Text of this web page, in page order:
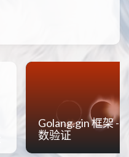
Golang.gin 框架
数验证